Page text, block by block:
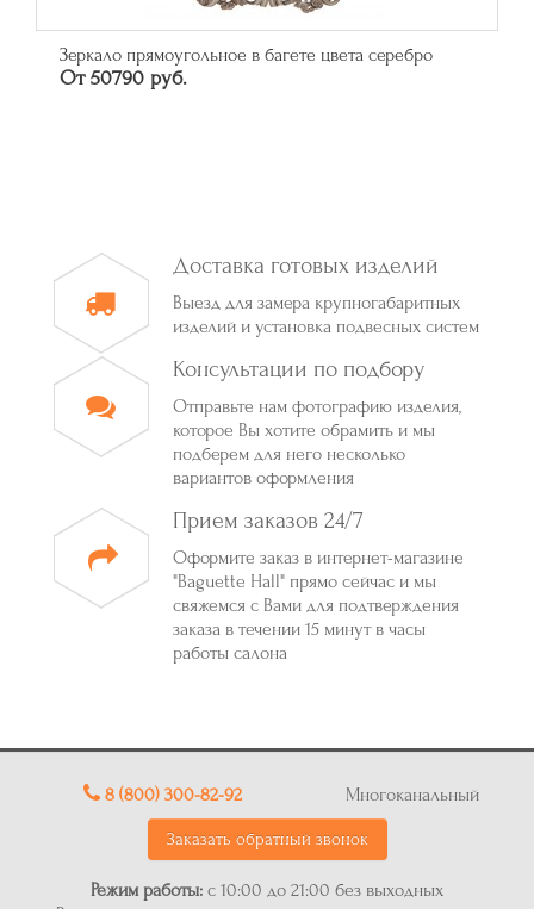
Зеркало прямоугольное в багете цвета серебро
От 50790 руб.
Доставка готовых изделий
Выезд для замера крупногабаритных
изделий и установка подвесных систем
Консультации по подбору
Отправьте нам фотографию изделия,
которое Вы хотите обрамить и мы
подберем для него несколько
вариантов оформления
Прием заказов 24/7
Оформите заказ в интернет-магазине
"Baguette Hall" прямо сейчас и мы
свяжемся с Вами для подтверждения
заказа в течении 15 минут в часы
работы салона
8 (800) 300-82-92 Многоканальный
Заказать обратный звонок
Режим работы: с 10:00 до 21:00 без выходных